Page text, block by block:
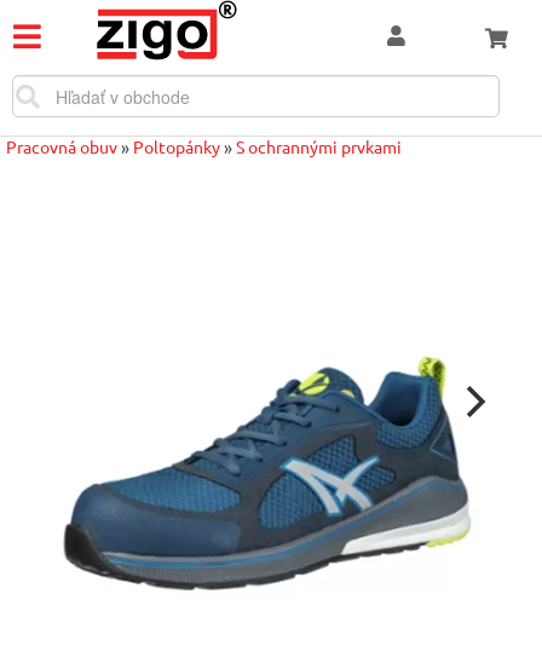
Pracovná obuv» Poltopánky»S ochrannými prvkami